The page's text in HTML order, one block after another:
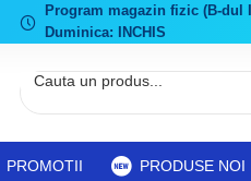
Program magazin fizic (B-dul
Duminica: INCHIS
PROMOTII PRODUSE NOI